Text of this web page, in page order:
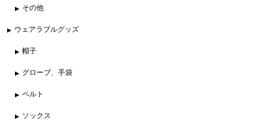
その他
ウェアラブルグッズ
帽子
グローブ、手袋
ベルト
ソックス